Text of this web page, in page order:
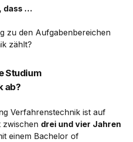
dass …
zu den Aufgabenbereichen
zählt?
Studium
ab?
Verfahrenstechnik ist auf
zwischen drei und vier Jahren
einem Bachelor of